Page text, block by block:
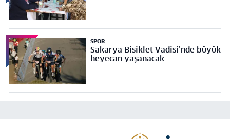
SPOR
Sakarya Bisiklet Vadisi’nde büyük
heyecan yaşanacak